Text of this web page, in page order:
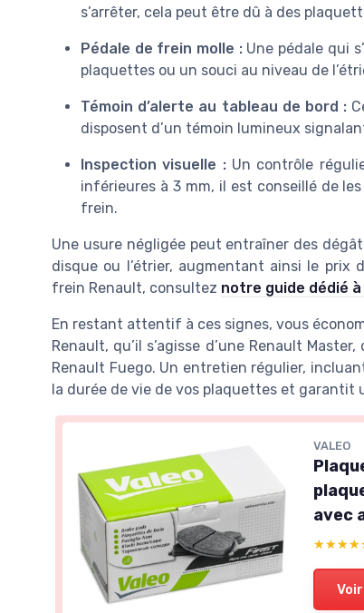
s’arrêter, cela peut être dû à des
Pédale de frein molle :Une pédale qui
plaquettes ou un souci au niveau de
Témoin d’alerte au tableau de bord :
disposent d’un témoin lumineux
Inspection visuelle :Un contrôle
inférieures à 3 mm, il est conseillé de
frein.
Une usure négligée peut entraîner des
disque ou l’étrier, augmentant ainsi le prix
frein Renault, consultez notre guide dédié
En restant attentif à ces signes, vous
Renault, qu’il s’agisse d’une Renault
Renault Fuego. Un entretien régulier,
la durée de vie de vos plaquettes et garantit
VALEO
avec